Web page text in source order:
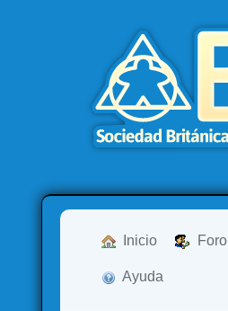
Inicio Foro
Ayuda